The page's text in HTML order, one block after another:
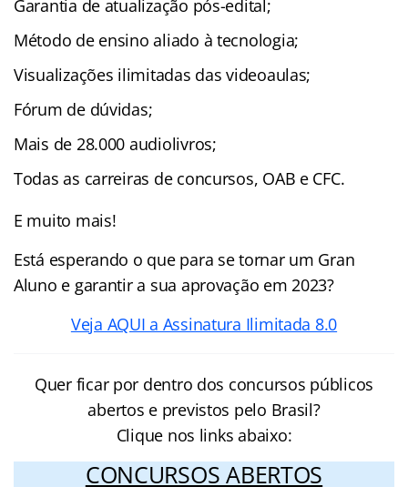
Garantia de atualização pós-edital;
Método de ensino aliado à tecnologia;
Visualizações ilimitadas das videoaulas;
Fórum de dúvidas;
Mais de 28.000 audiolivros;
Todas as carreiras de concursos, OAB e CFC.
E muito mais!
Está esperando o que para se tornar um Gran
Aluno e garantir a sua aprovação em 2023?
Veja AQUI a Assinatura Ilimitada 8.0
Quer ficar por dentro dos concursos públicos
abertos e previstos pelo Brasil?
Clique nos links abaixo:
CONCURSOS ABERTOS